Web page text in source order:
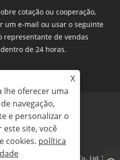
cotação ou cooperação,
um e-mail ou usar o seguinte
representante de vendas
de 24 horas.
política de Privacidade
And Export Trading Co., Ltd. Todos
X
lhe oferecer uma
navegação,
e personalizar o
este site, você
cookies. política